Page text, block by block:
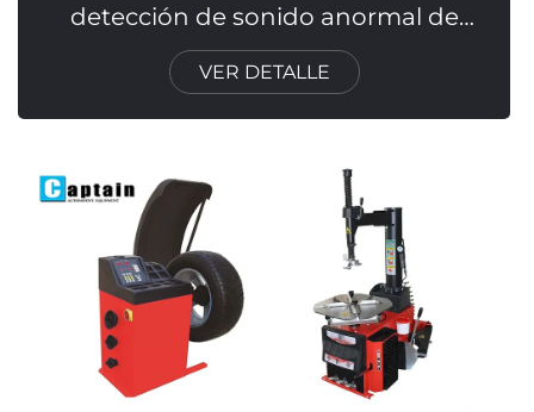
detección de sonido anormal de
suspensión de chasis de automóvil
VER DETALLE